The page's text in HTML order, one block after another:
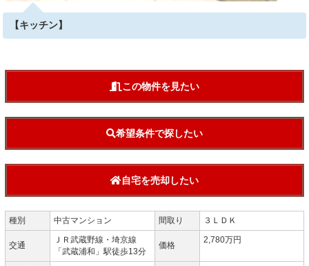
【キッチン】
この物件を見たい
希望条件で探したい
自宅を売却したい
種別 中古マンション 間取り ３ＬＤＫ
交通
ＪＲ武蔵野線・埼京線
「武蔵浦和」駅徒歩13分
価格
2,780万円